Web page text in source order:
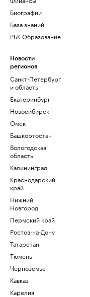
Биографии
База знаний
РБК Образование
Новости
регионов
Санкт-Петербург
и область
Екатеринбург
Новосибирск
Омск
Башкортостан
Вологодская
область
Калининград
Краснодарский
край
Нижний
Новгород
Пермский край
Ростов-на-Дону
Татарстан
Тюмень
Черноземье
Кавказ
Карелия